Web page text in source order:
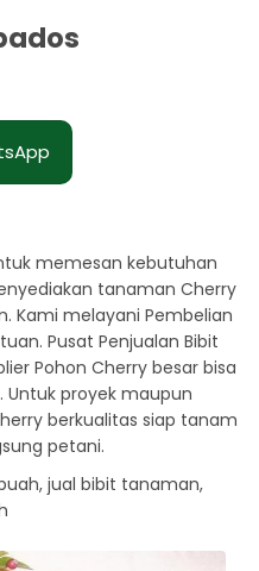
memesan kebutuhan
tanaman Cherry
Kami melayani Pembelian
Pusat Penjualan Bibit
Pohon Cherry besar bisa
Untuk proyek maupun
berkualitas siap tanam
petani.
jual bibit tanaman,